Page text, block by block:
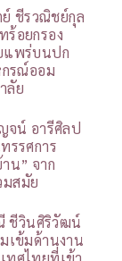
ย์ ชีรวณิชย์กุล
อยกรอง
แพร่บนปก
กรณ์ออม
ลัย
จน์ อารีศิลป
รรศการ
น” จาก
สมัย
ชีวินศิริวัฒน์
เข้มด้านงาน